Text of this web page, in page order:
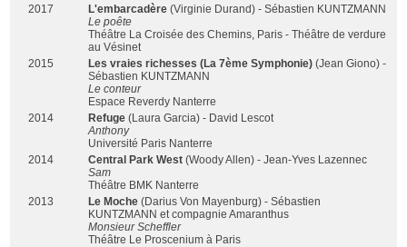
2017
L'embarcadère (Virginie Durand) - Sébastien KUNTZMANN
Le poête
Théâtre La Croisée des Chemins, Paris - Théâtre de verdure
au Vésinet
2015
Les vraies richesses (La 7ème Symphonie) (Jean Giono) -
Sébastien KUNTZMANN
Le conteur
Espace Reverdy Nanterre
2014
Refuge (Laura Garcia) - David Lescot
Anthony
Université Paris Nanterre
2014
Central Park West (Woody Allen) - Jean-Yves Lazennec
Sam
Théâtre BMK Nanterre
2013
Le Moche (Darius Von Mayenburg) - Sébastien
KUNTZMANN et compagnie Amaranthus
Monsieur Scheffler
Théâtre Le Proscenium à Paris